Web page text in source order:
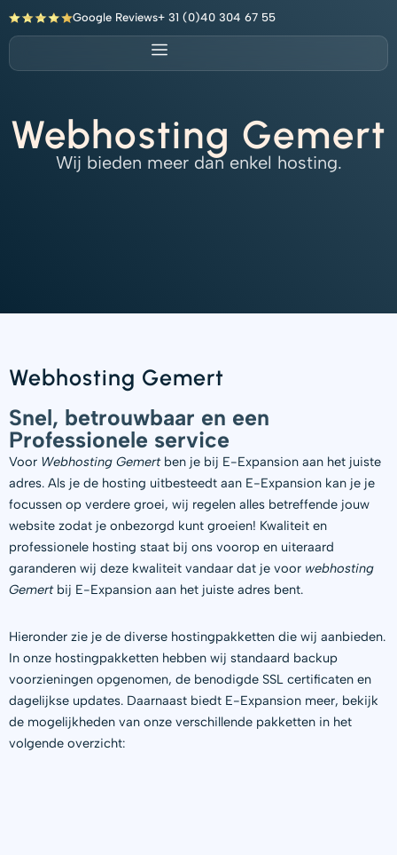
Ga
inhoud
Google Reviews+ 31 (0)40 304 67 55
Webhosting Gemert
Wij bieden meer dan enkel hosting.
Webhosting Gemert
Snel, betrouwbaar en een
Professionele service
Voor Webhosting Gemert ben je bij E-Expansion aan het juiste
adres. Als je de hosting uitbesteedt aan E-Expansion kan je je
focussen op verdere groei, wij regelen alles betreffende jouw
website zodat je onbezorgd kunt groeien! Kwaliteit en
professionele hosting staat bij ons voorop en uiteraard
garanderen wij deze kwaliteit vandaar dat je voor webhosting
Gemert bij E-Expansion aan het juiste adres bent.
Hieronder zie je de diverse hostingpakketten die wij aanbieden.
In onze hostingpakketten hebben wij standaard backup
voorzieningen opgenomen, de benodigde SSL certificaten en
dagelijkse updates. Daarnaast biedt E-Expansion meer, bekijk
de mogelijkheden van onze verschillende pakketten in het
volgende overzicht: